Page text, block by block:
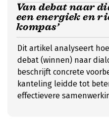
Van debat naar
een energiek en
kompas’
Dit artikel analyseert
debat (winnen) naar
beschrijft concrete
kanteling leidde tot
effectievere